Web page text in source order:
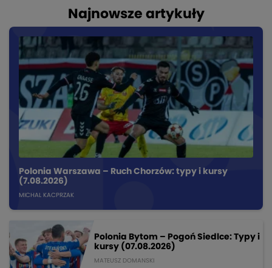
Najnowsze artykuły
Polonia Warszawa – Ruch Chorzów: typy i kursy
(7.08.2026)
MICHAL KACPRZAK
Polonia Bytom – Pogoń Siedlce: Typy i
kursy (07.08.2026)
MATEUSZ DOMANSKI